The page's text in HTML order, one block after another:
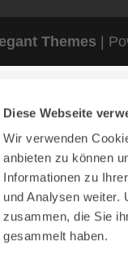
Diese Webseite
Wir verwenden
anbieten zu können
Informationen zu
und Analysen weiter.
zusammen, die Sie
gesammelt haben.
Themes |